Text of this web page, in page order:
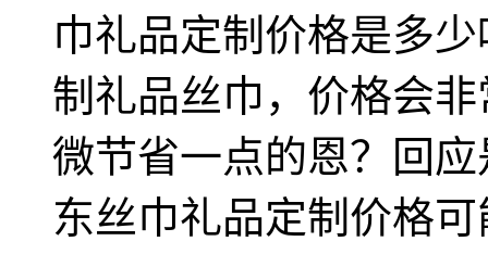
巾礼品定制价格是多
制礼品丝巾，价格会
微节省一点的恩？回
东丝巾礼品定制价格